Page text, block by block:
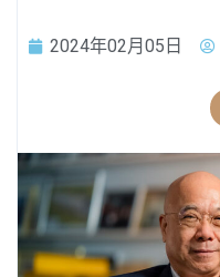
2024年02月05日